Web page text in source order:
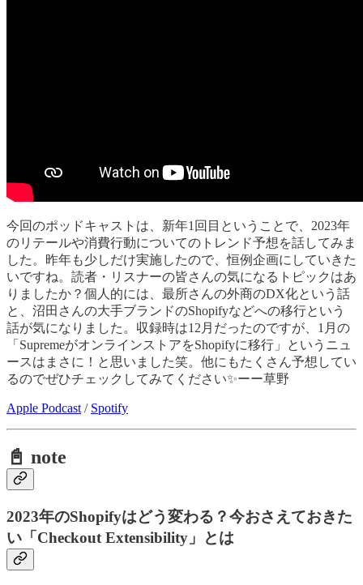
今回のポッドキャストは、新年1回目ということで、2023年
のリテールや消費行動についてのトレンド予想を話してみま
した。昨年も少しだけ実施したので、恒例企画にしていきた
いですね。読者・リスナーの皆さんの気になるトピックはあ
りましたか？個人的には、最所さんの外商のDX化という話
と、沼田さんの大手ブランドのShopifyなどへの移行という
話が気になりました。収録時は12月だったのですが、1月の
「SupremeがオンラインストアをShopifyに移行」というニュ
ースはまさに！と思いました笑。他にもたくさん予想してい
るのでぜひチェックしてみてください✨ーー草野
Apple Podcast / Spotify
📓 note
2023年のShopifyはどう変わる？今おさえておきた
い「Checkout Extensibility」とは